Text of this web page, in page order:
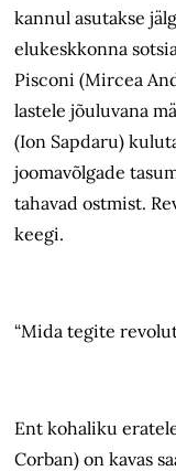
kannul asutakse
elukeskkonna
Pisconi (Mircea
lastele jõuluvana
(Ion Sapdaru)
joomavõlgade
tahavad ostmist.
keegi.
“Mida tegite
Ent kohaliku
Corban) on kavas